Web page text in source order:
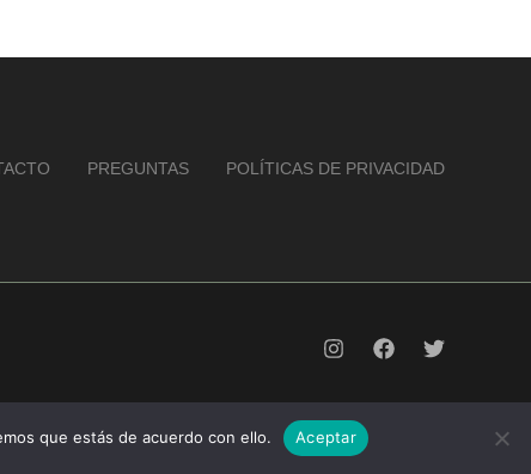
PREGUNTAS POLÍTICAS DE PRIVACIDAD
que estás de acuerdo con ello. Aceptar